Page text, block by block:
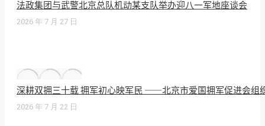
法政集团与武警北京总队机动某支队举办迎八一军地座谈会
2026 年 7 月 27 日
深耕双拥三十载 拥军初心映军民 ——北京市爱国拥军促进会组
2026 年 7 月 22 日